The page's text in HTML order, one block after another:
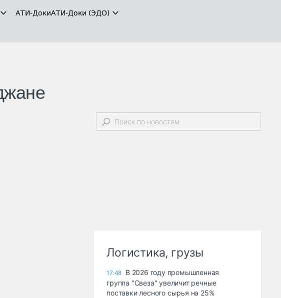
АТИ-ДокиАТИ-Доки (ЭДО)
Логистика, грузы
17:48 В 2026 году промышленная
группа "Свеза" увеличит речные
поставки лесного сырья на 25%